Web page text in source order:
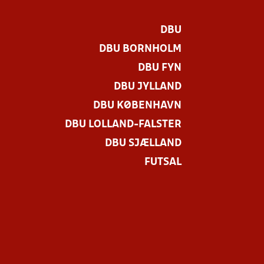
DBU
DBU BORNHOLM
DBU FYN
DBU JYLLAND
DBU KØBENHAVN
DBU LOLLAND-FALSTER
DBU SJÆLLAND
FUTSAL